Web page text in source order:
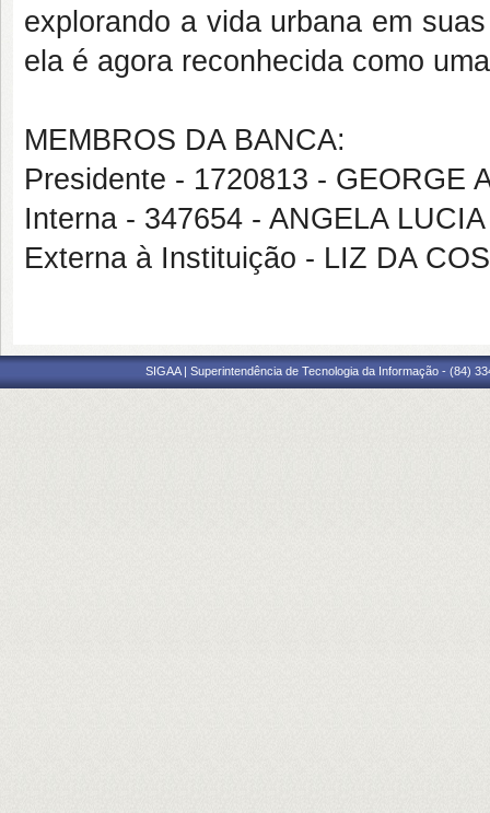
explorando a vida urbana em
ela é agora reconhecida como
MEMBROS DA BANCA:
Presidente - 1720813 - GEORGE
Interna - 347654 - ANGELA
Externa à Instituição - LIZ DA
SIGAA | Superintendência de Tecnologia da Informação - (84)